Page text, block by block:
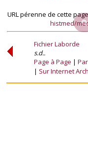
URL pérenne de cette
histmed/
Fichier Laborde
s.d..
Page à Page
Sur Internet